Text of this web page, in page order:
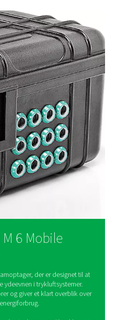
som energiforbrug
analyseværktøjer hjælper
og
en robust integreret
hvilket giver en
via USB og
datahåndtering.